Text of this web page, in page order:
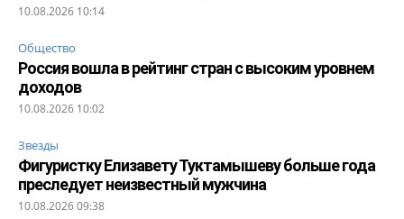
10.08.2026 10:14
Общество
Россия вошла в рейтинг стран с высоким уровнем
доходов
10.08.2026 10:02
Звезды
Фигуристку Елизавету Туктамышеву больше года
преследует неизвестный мужчина
10.08.2026 09:38